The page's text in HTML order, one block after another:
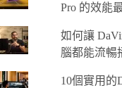
Pro 的效能
如何讓
腦都能流暢
10個實用的